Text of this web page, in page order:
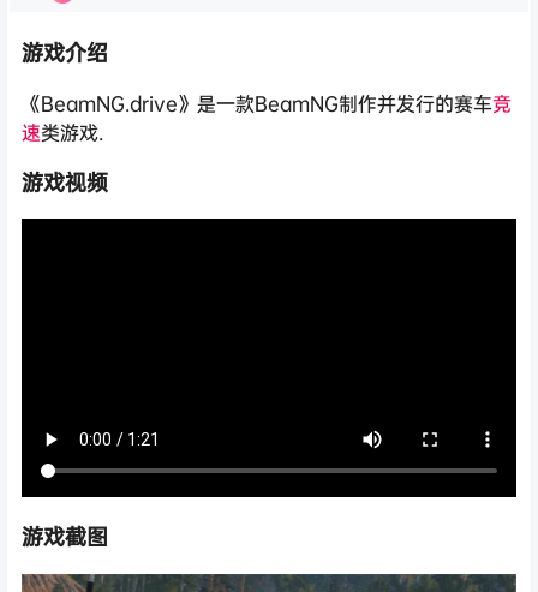
游戏介绍
《BeamNG.drive》是一款BeamNG制作并发行的赛车竞
速类游戏.
游戏视频
游戏截图